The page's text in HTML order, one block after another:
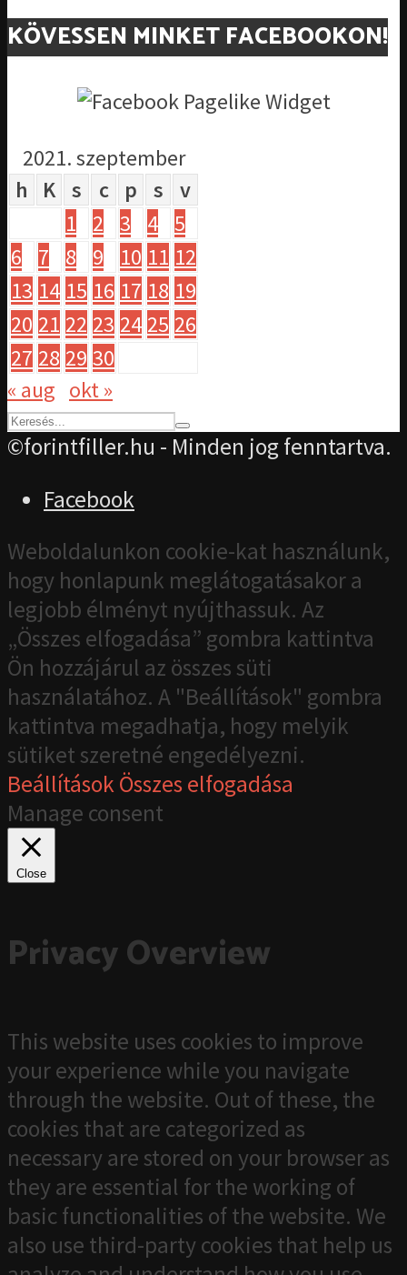
KÖVESSEN MINKET FACEBOOKON!
2021. szeptember
h
K s c p s
v
1
2 3 4 5
6
7 8 9 10 11 12
13 14 15 16 17 18 19
20 21 22 23 24 25 26
27 28 29 30
« aug okt »
©forintfiller.hu - Minden jog fenntartva.
Facebook
Weboldalunkon cookie-kat használunk,
hogy honlapunk meglátogatásakor a
legjobb élményt nyújthassuk. Az
„Összes elfogadása” gombra kattintva
Ön hozzájárul az összes süti
használatához. A "Beállítások" gombra
kattintva megadhatja, hogy melyik
sütiket szeretné engedélyezni.
BeállításokÖsszes elfogadása
Manage consent
Close
Privacy Overview
This website uses cookies to improve
your experience while you navigate
through the website. Out of these, the
cookies that are categorized as
necessary are stored on your browser as
they are essential for the working of
basic functionalities of the website. We
also use third-party cookies that help us